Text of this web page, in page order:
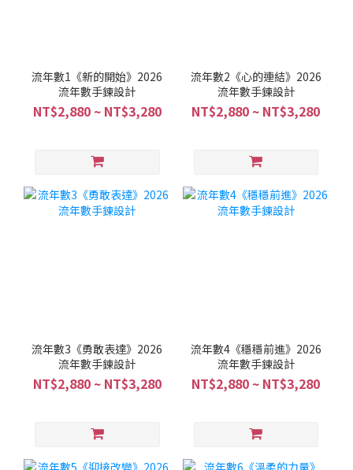
流年數1《新的開始》2026
流年數手鍊設計
NT$2,880 ~ NT$3,280
流年數2《心的連結》2026
流年數手鍊設計
NT$2,880 ~ NT$3,280
流年數3《勇敢表達》2026
流年數手鍊設計
NT$2,880 ~ NT$3,280
流年數4《穩穩前進》2026
流年數手鍊設計
NT$2,880 ~ NT$3,280